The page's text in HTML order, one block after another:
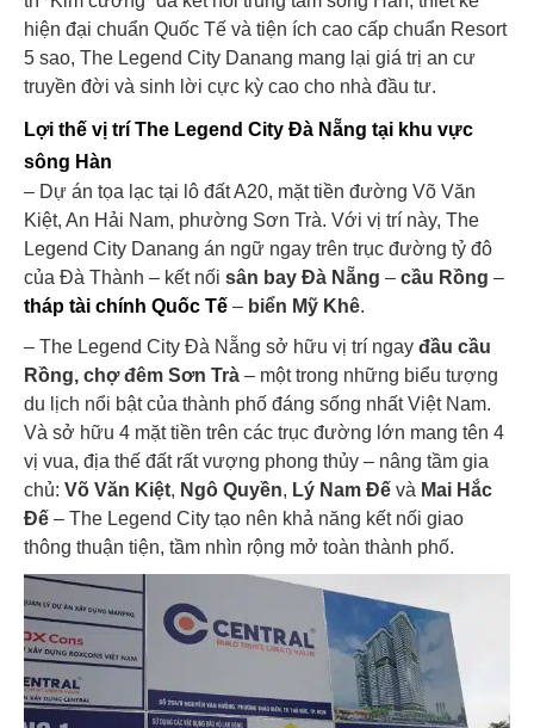
hiện đại chuẩn Quốc Tế và tiện ích cao cấp chuẩn Resort
5 sao, The Legend City Danang mang lại giá trị an cư
truyền đời và sinh lời cực kỳ cao cho nhà đầu tư.
Lợi thế vị trí The Legend City Đà Nẵng tại khu vực
sông Hàn
– Dự án tọa lạc tại lô đất A20, mặt tiền đường Võ Văn
Kiệt, An Hải Nam, phường Sơn Trà. Với vị trí này, The
Legend City Danang án ngữ ngay trên trục đường tỷ đô
của Đà Thành – kết nối sân bay Đà Nẵng – cầu Rồng –
tháp tài chính Quốc Tế – biển Mỹ Khê.
– The Legend City Đà Nẵng sở hữu vị trí ngay đầu cầu
Rồng, chợ đêm Sơn Trà – một trong những biểu tượng
du lịch nổi bật của thành phố đáng sống nhất Việt Nam.
Và sở hữu 4 mặt tiền trên các trục đường lớn mang tên 4
vị vua, địa thế đất rất vượng phong thủy – nâng tầm gia
chủ: Võ Văn Kiệt, Ngô Quyền, Lý Nam Đế và Mai Hắc
Đế – The Legend City tạo nên khả năng kết nối giao
thông thuận tiện, tầm nhìn rộng mở toàn thành phố.